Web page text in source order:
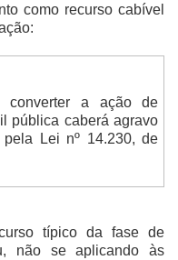
como recurso cabível
a ação de
pública caberá agravo
pela Lei nº 14.230, de
típico da fase de
não se aplicando às